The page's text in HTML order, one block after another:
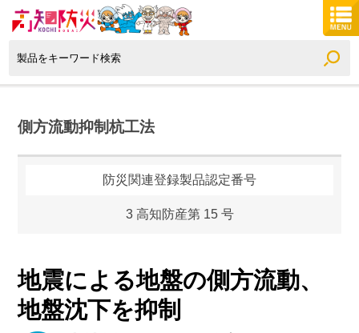
側方流動抑制杭工法
防災関連登録製品認定番号
3 高知防産第 15 号
地震による地盤の側方流動、
地盤沈下を抑制